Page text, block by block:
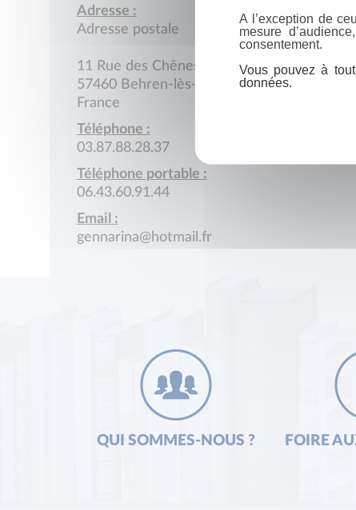
Adresse :
Adresse postale
11 Rue des Chênes
57460 Behren-lès-Forbach
France
Téléphone :
03.87.88.28.37
Téléphone portable :
06.43.60.91.44
Email :
gennarina@hotmail.fr
QUI SOMMES-NOUS ? FOIRE
A l’exception de
mesure
consentement.
Vous pouvez à
données.